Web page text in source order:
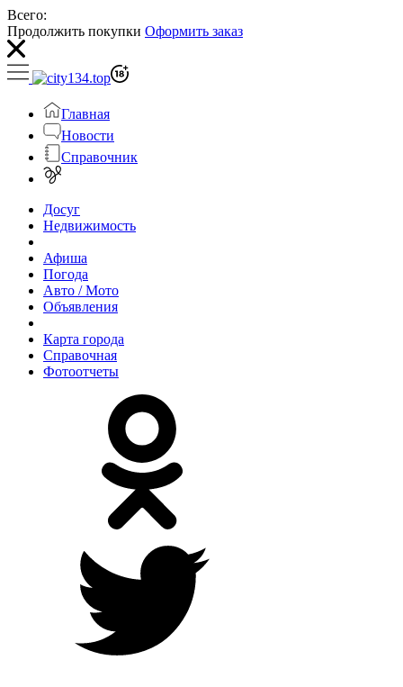
Всего:
Продолжить покупки Оформить заказ
Главная
Новости
Справочник
Досуг
Недвижимость
Афиша
Погода
Авто / Мото
Объявления
Карта города
Справочная
Фотоотчеты